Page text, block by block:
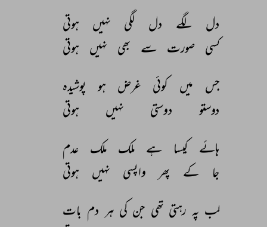
دل لگے دل لگی نہیں
ہوتی
کسی
صورت سے بھی نہیں ہوتی
جس میں کوئی غرض ہو
پوشیدہ
دوستو
دوستی نہیں ہوتی
ہائے کیسا ہے ملک ملک
عدم
جا
کے پھر واپسی نہیں ہوتی
لب پہ رہتی تھی جن کی ہر دم بات